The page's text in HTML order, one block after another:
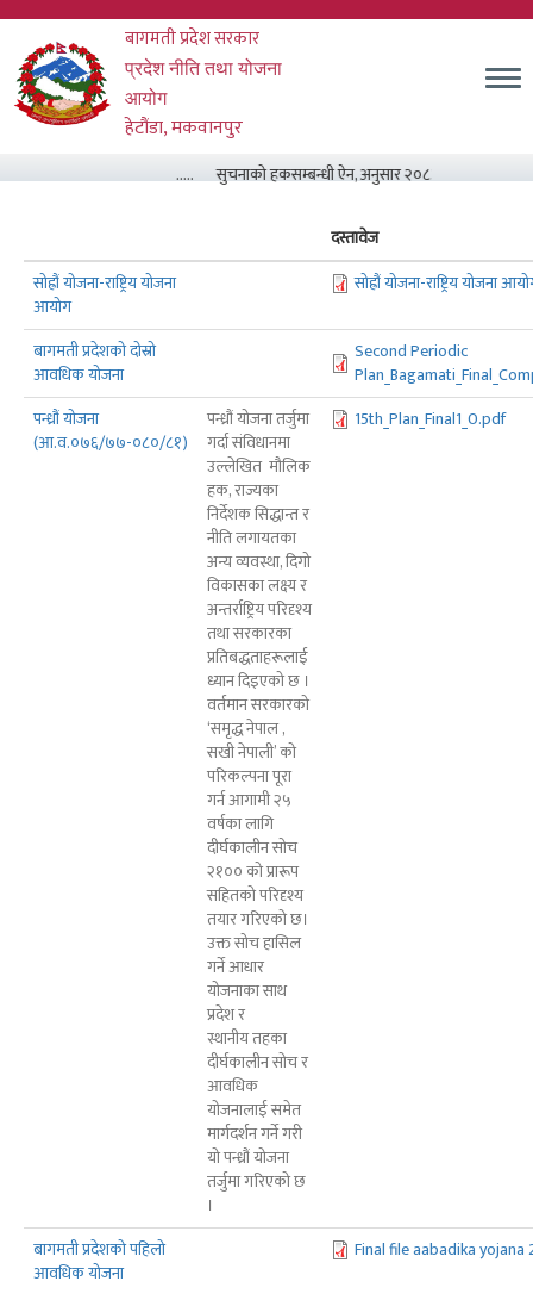
Skip
main
content
बागमती प्रदेश सरकार
प्रदेश नीति तथा योजना
आयोग
हेटौंडा, मकवानपुर
..... सुचनाको हकसम्बन्धी ऐन, अनुसार २०८३ असार मसान्त
दस्तावेज
सोह्रौं योजना-राष्ट्रिय योजना
आयोग
सोह्रौं योजना-राष्ट्रिय योजना
बागमती प्रदेशको दोस्रो
आवधिक योजना
Second Periodic
पन्ध्रौं योजना
(आ.व.०७६/७७-०८०/८१)
पन्ध्रौं योजना तर्जुमा
गर्दा संविधानमा
उल्लेखित मौलिक
हक, राज्यका
निर्देशक सिद्धान्त र
नीति लगायतका
अन्य व्यवस्था, दिगो
विकासका लक्ष्य र
अन्तर्राष्ट्रिय परिदृश्य
तथा सरकारका
प्रतिबद्धताहरूलाई
ध्यान दिइएको छ ।
वर्तमान सरकारको
‘समृद्ध नेपाल ,
सखी नेपाली’ को
परिकल्पना पूरा
गर्न आगामी २५
वर्षका लागि
दीर्घकालीन सोच
२१०० को प्रारूप
सहितको परिदृश्य
तयार गरिएको छ।
उक्त सोच हासिल
गर्ने आधार
योजनाका साथ
प्रदेश र
स्थानीय तहका
दीर्घकालीन सोच र
आवधिक
योजनालाई समेत
मार्गदर्शन गर्ने गरी
यो पन्ध्रौं योजना
तर्जुमा गरिएको छ
।
15th_Plan_Final1_0.pdf
बागमती प्रदेशको पहिलो
आवधिक योजना
Final file aabadika